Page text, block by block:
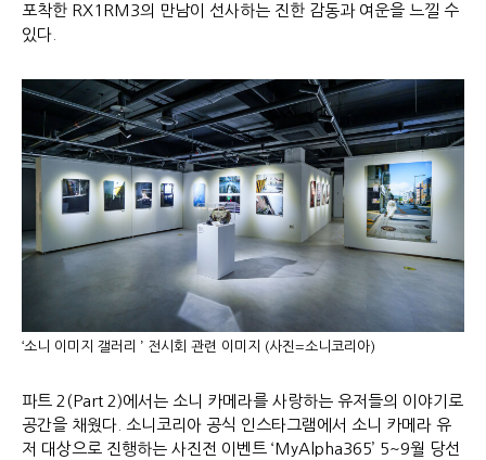
포착한 RX1RM3의 만남이 선사하는 진한 감동과 여운을 느낄 수
있다.
‘소니 이미지 갤러리 ’ 전시회 관련 이미지 (사진=소니코리아)
파트 2(Part 2)에서는 소니 카메라를 사랑하는 유저들의 이야기로
공간을 채웠다. 소니코리아 공식 인스타그램에서 소니 카메라 유
저 대상으로 진행하는 사진전 이벤트 ‘MyAlpha365’ 5~9월 당선